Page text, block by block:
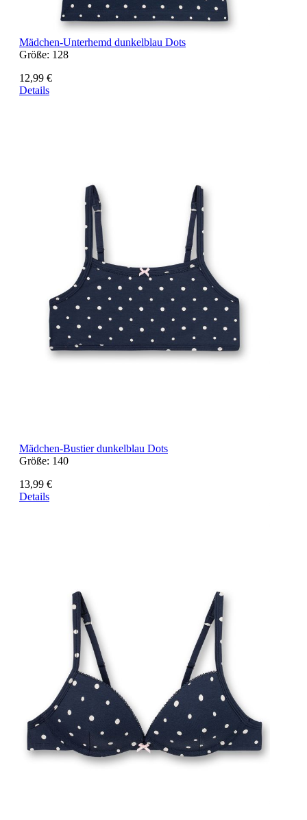
Mädchen-Unterhemd dunkelblau Dots
Größe: 128
12,99 €
Details
Mädchen-Bustier dunkelblau Dots
Größe: 140
13,99 €
Details